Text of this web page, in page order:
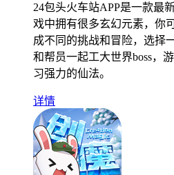
24包头火车站APP是一款最
戏中拥有很多玄幻元素，你
成不同的挑战和冒险，选择
和帮员一起工大世界boss，
习强力的仙法。
详情